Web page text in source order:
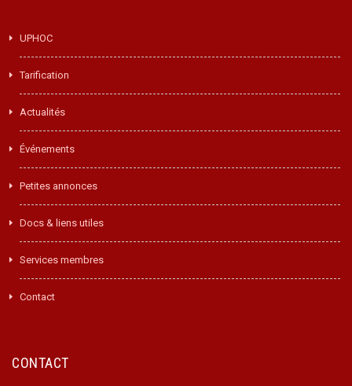
UPHOC
Tarification
Actualités
Événements
Petites annonces
Docs & liens utiles
Services membres
Contact
CONTACT